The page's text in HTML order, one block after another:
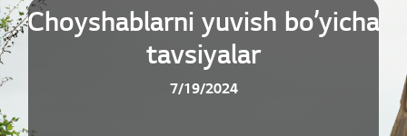
Choyshablarni yuvish bo’yicha
tavsiyalar
7/19/2024